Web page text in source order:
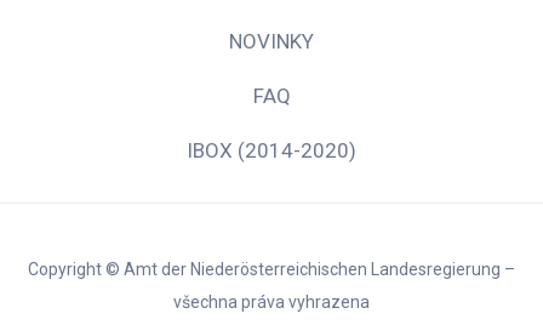
NOVINKY
FAQ
IBOX (2014-2020)
Copyright © Amt der Niederösterreichischen Landesregierung –
všechna práva vyhrazena